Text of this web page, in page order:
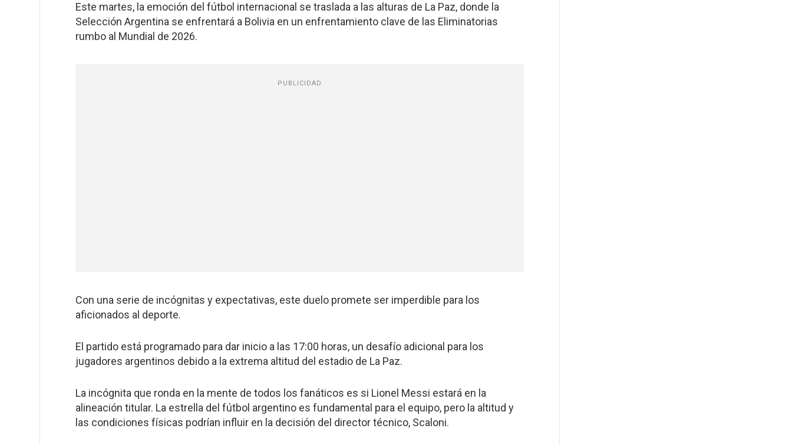
Este martes, la emoción del fútbol internacional se traslada a las alturas de La Paz, donde la
Selección Argentina se enfrentará a Bolivia en un enfrentamiento clave de las Eliminatorias
rumbo al Mundial de 2026.
PUBLICIDAD
Con una serie de incógnitas y expectativas, este duelo promete ser imperdible para los
aficionados al deporte.
El partido está programado para dar inicio a las 17:00 horas, un desafío adicional para los
jugadores argentinos debido a la extrema altitud del estadio de La Paz.
La incógnita que ronda en la mente de todos los fanáticos es si Lionel Messi estará en la
alineación titular. La estrella del fútbol argentino es fundamental para el equipo, pero la altitud y
las condiciones físicas podrían influir en la decisión del director técnico, Scaloni.